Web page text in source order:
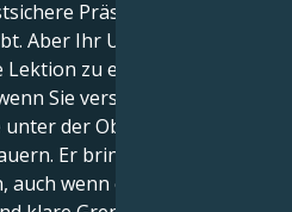
Präsenz, die von
Aber Ihr Uranus in
zu erteilen: Wahrer
Sie versuchen, sich den
der Oberfläche Ihres
Er bringt Sie dazu, für
wenn es sich